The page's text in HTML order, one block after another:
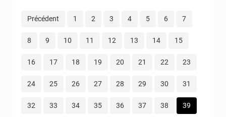
Précédent 1 2 3 4 5 6 7
8 9 10 11 12 13 14 15
16 17 18 19 20 21 22 23
24 25 26 27 28 29 30 31
32 33 34 35 36 37 38 39